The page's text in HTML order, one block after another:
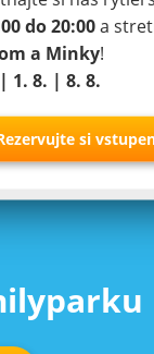
do 20:00a
a Minky!
1. 8. | 8. 8.
si